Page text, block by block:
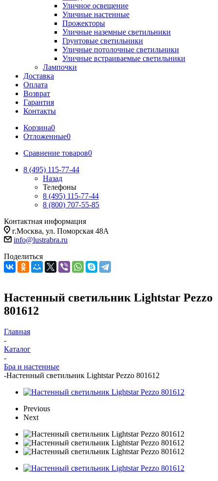
Уличное освещение
Уличные настенные
Прожекторы
Уличные наземные светильники
Грунтовые светильники
Уличные потолочные светильники
Уличные встраиваемые светильники
Лампочки
Доставка
Оплата
Возврат
Гарантия
Контакты
Корзина0
Отложенные0
Сравнение товаров0
8 (495) 115-77-44
Назад
Телефоны
8 (495) 115-77-44
8 (800) 707-55-85
Контактная информация
г.Москва, ул. Поморская 48А
info@lustrabra.ru
Поделиться
Настенный светильник Lightstar Pezzo
801612
Главная
-
Каталог
-
Бра и настенные
-Настенный светильник Lightstar Pezzo 801612
Previous
Next